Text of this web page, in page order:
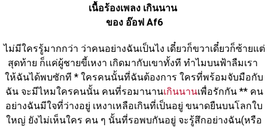
เนื้อร้องเพลง เกินนาน
ของ อ๊อฟ Af6
ไม่มีใครรู้มากกว่า ว่าคนอย่างฉันเป็นไง เดี๋ยวก็ขวาเดี๋ยวก็ซ้ายแต่
สุดท้าย ก็แค่ผู้ชายขี้เหงา เกิดมากับเขาทั้งที ทำไมบนฟ้าลืมเรา
ให้ฉันได้พบซักที * ใครคนนั้นที่ฉันต้องการ ใครที่พร้อมจับมือกับ
ฉัน จะมีไหมใครคนนั้น คนที่รอมานานเกินนานเพื่อรักกัน ** คน
อย่างฉันมีใจที่ว่างอยู่ เหงาเหลือเกินที่เป็นอยู่ ขนาดยืนบนโลกใบ
ใหญ่ ยังไม่เห็นใคร คน ๆ นั้นที่รอพบกันอยู่ จะรู้สึกอย่างฉัน(หรือ